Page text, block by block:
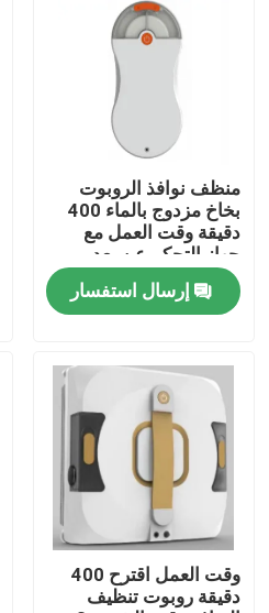
منتجات
أشرطة فيديو
معلومات عنا
جولة في المعمل
اطلب اقتباس
الروبوت مكنسة كهربائية
منظف ​​نوافذ الروبوت
منظف ​​نوافذ الروبوت
بخاخ مزدوج بالماء 400
دقيقة وقت العمل مع
جهاز التحكم عن بعد
إرسال استفسار
وقت العمل اقترح 400
دقيقة روبوت تنظيف